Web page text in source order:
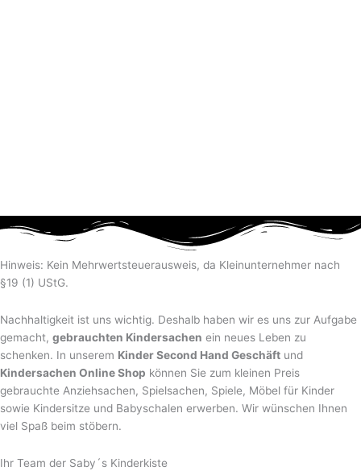
Hinweis: Kein Mehrwertsteuerausweis, da Kleinunternehmer nach
§19 (1) UStG.
Nachhaltigkeit ist uns wichtig. Deshalb haben wir es uns zur Aufgabe
gemacht, gebrauchten Kindersachen ein neues Leben zu
schenken. In unserem Kinder Second Hand Geschäft und
Kindersachen Online Shop können Sie zum kleinen Preis
gebrauchte Anziehsachen, Spiel­sachen, Spiele, Möbel für Kinder
sowie Kindersitze und Babyschalen erwerben. Wir wünschen Ihnen
viel Spaß beim stöbern.
Ihr Team der Saby´s Kinderkiste